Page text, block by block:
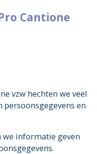
Cantione
vzw hechten we veel
persoonsgegevens en
we informatie geven